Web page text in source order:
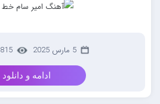
5 مارس 2025 815 دانلود
ادامه و دانلود